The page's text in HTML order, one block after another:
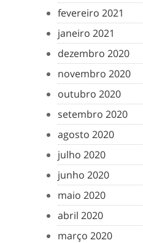
fevereiro 2021
janeiro 2021
dezembro 2020
novembro 2020
outubro 2020
setembro 2020
agosto 2020
julho 2020
junho 2020
maio 2020
abril 2020
março 2020